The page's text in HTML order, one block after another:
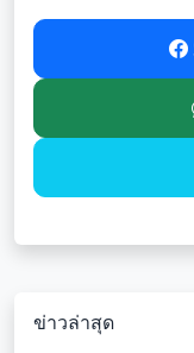
ข่าวล่าสุด